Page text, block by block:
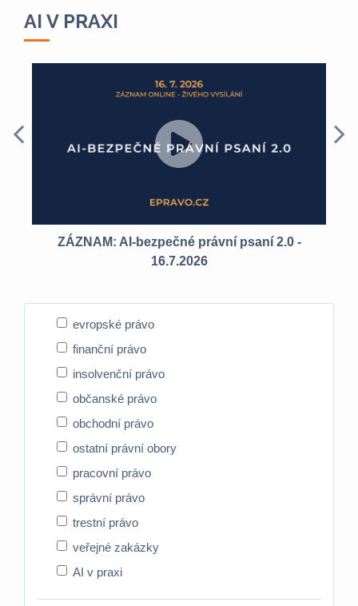
AI V PRAXI
ZÁZNAM: AI-bezpečné právní psaní 2.0 -
16.7.2026
evropské právo
finanční právo
insolvenční právo
občanské právo
obchodní právo
ostatní právní obory
pracovní právo
správní právo
trestní právo
veřejné zakázky
AI v praxi